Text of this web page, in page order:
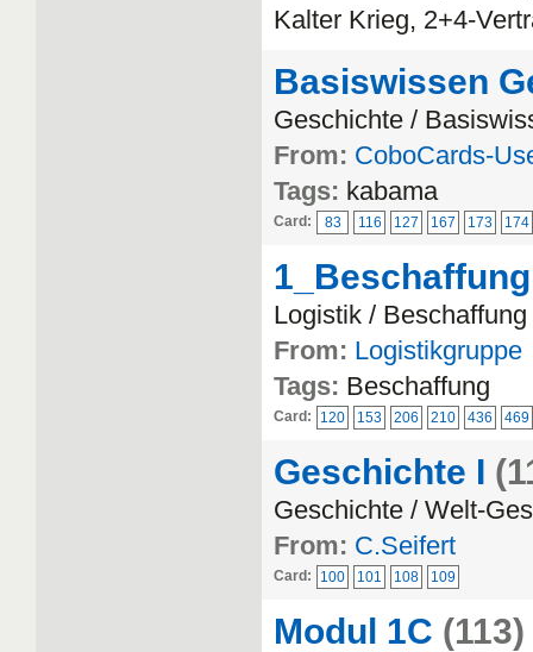
Kalter Krieg, 2+4-
Basiswissen
Geschichte /
From: CoboCards-
Tags: kabama
Card: 83 116 127 167 173 174
Logistik /
From: Logistikgruppe
Tags: Beschaffung
Card: 120 153 206 210 436 469
Geschichte I
Geschichte / Welt-
From: C.Seifert
Card: 100 101 108 109
Modul 1C (113)